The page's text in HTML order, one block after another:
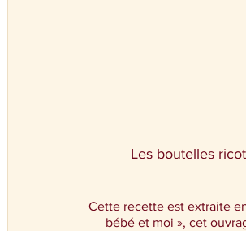
Les boutelles
Cette recette est extraite
bébé et moi », cet